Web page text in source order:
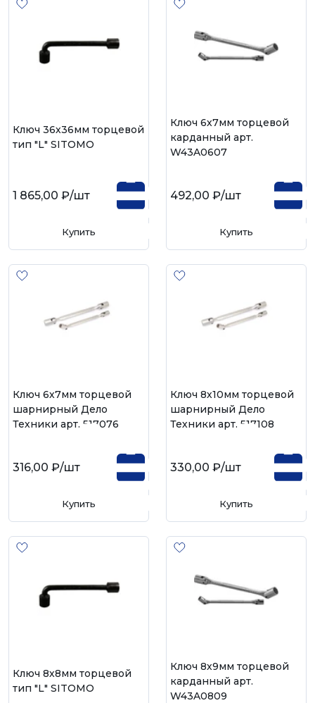
Ключ 36х36мм торцевой
тип "L" SITOMO
1 865,00 ₽/шт
Купить
Ключ 6х7мм торцевой
карданный арт.
W43A0607
492,00 ₽/шт
Купить
Ключ 6х7мм торцевой
шарнирный Дело
Техники арт. 517076
316,00 ₽/шт
Купить
Ключ 8х10мм торцевой
шарнирный Дело
Техники арт. 517108
330,00 ₽/шт
Купить
Ключ 8х8мм торцевой
тип "L" SITOMO
Ключ 8х9мм торцевой
карданный арт.
W43A0809